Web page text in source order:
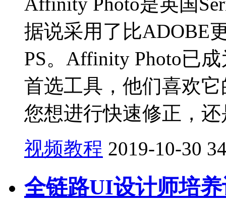
据说采用了比ADOBE
PS。Affinity Photo已
首选工具，他们喜欢
您想进行快速修正，
视频教程 2019-10-30
全链路UI设计师培